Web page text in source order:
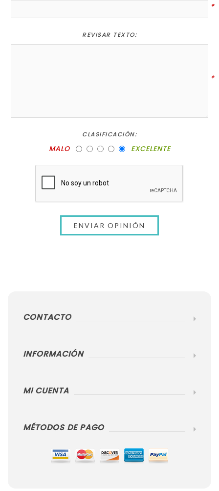
*
REVISAR TEXTO:
*
CLASIFICACIÓN:
MALO EXCELENTE
CONTACTO
INFORMACIÓN
MI CUENTA
MÉTODOS DE PAGO